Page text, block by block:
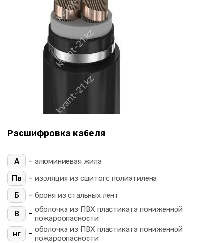
Расшифровка кабеля
А - алюминиевая жила
Пв
- изоляция из сшитого полиэтилена
Б
- броня из стальных лент
В - оболочка из ПВХ пластиката пониженной
пожароопасности
нг
- оболочка из ПВХ пластиката пониженной
пожароопасности